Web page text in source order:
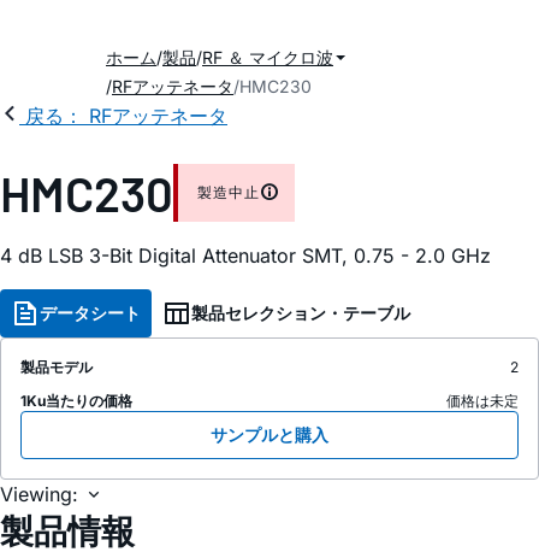
ホーム 製品 RF ＆ マイクロ波
RFアッテネータ HMC230
戻る： RFアッテネータ
HMC230 製造中止
4 dB LSB 3-Bit Digital Attenuator SMT, 0.75 - 2.0 GHz
データシート 製品セレクション・テーブル
製品モデル
2
1Ku当たりの価格
価格は未定
サンプルと購入
Viewing:
製品情報